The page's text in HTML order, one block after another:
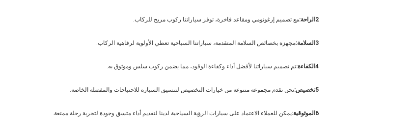
2الراحة: مع تصميم إرغونومي ومقاعد فاخرة، توفر سياراتنا ركوب مريح للركاب.
3السلامة: مجهزة بخصائص السلامة المتقدمة، سياراتنا السياحية تعطي الأولوية لرفاهية الركاب.
4الكفاءة: تم تصميم سياراتنا لأفضل أداء وكفاءة الوقود، مما يضمن ركوب سلس وموثوق به.
5تخصيص: نحن نقدم مجموعة متنوعة من خيارات التخصيص لتنسيق السيارة للاحتياجات والمفضلة الخاصة.
6الموثوقية:
يمكن للعملاء الاعتماد على سيارات الرؤية السياحية لدينا لتقديم أداء متسق وجودة لتجربة رحلة ممتعة.